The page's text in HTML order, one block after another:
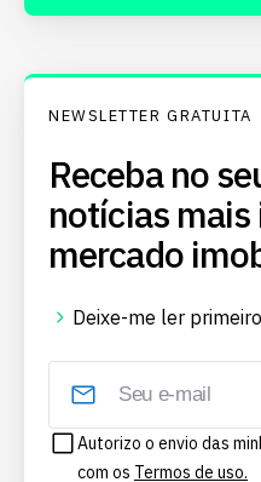
NEWSLETTER GRATUITA
Receba no
notícias
mercado
Deixe-me ler
Autorizo o envio das
com os Termos de uso.